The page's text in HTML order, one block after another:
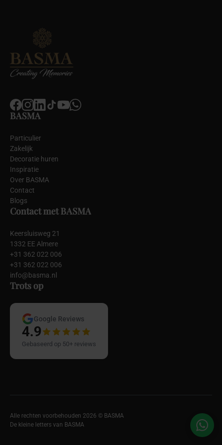
BASMA
Particulier
Zakelijk
Decoratie huren
Inspiratie
Over BASMA
Contact
Blogs
Contact met BASMA
Keersluisweg 21
1332 EE Almere
+31 362 022 006
+31 362 022 006
info@basma.nl
Trots op
Google Reviews
4.9
Gebaseerd op 50+ reviews
Alle rechten voorbehouden 2026 © BASMA
De kleine letters van BASMA